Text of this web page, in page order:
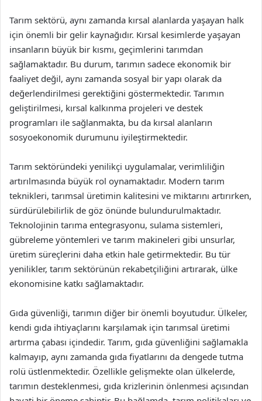
Tarım sektörü, aynı zamanda kırsal alanlarda yaşayan halk
için önemli bir gelir kaynağıdır. Kırsal kesimlerde yaşayan
insanların büyük bir kısmı, geçimlerini tarımdan
sağlamaktadır. Bu durum, tarımın sadece ekonomik bir
faaliyet değil, aynı zamanda sosyal bir yapı olarak da
değerlendirilmesi gerektiğini göstermektedir. Tarımın
geliştirilmesi, kırsal kalkınma projeleri ve destek
programları ile sağlanmakta, bu da kırsal alanların
sosyoekonomik durumunu iyileştirmektedir.
Tarım sektöründeki yenilikçi uygulamalar, verimliliğin
artırılmasında büyük rol oynamaktadır. Modern tarım
teknikleri, tarımsal üretimin kalitesini ve miktarını artırırken,
sürdürülebilirlik de göz önünde bulundurulmaktadır.
Teknolojinin tarıma entegrasyonu, sulama sistemleri,
gübreleme yöntemleri ve tarım makineleri gibi unsurlar,
üretim süreçlerini daha etkin hale getirmektedir. Bu tür
yenilikler, tarım sektörünün rekabetçiliğini artırarak, ülke
ekonomisine katkı sağlamaktadır.
Gıda güvenliği, tarımın diğer bir önemli boyutudur. Ülkeler,
kendi gıda ihtiyaçlarını karşılamak için tarımsal üretimi
artırma çabası içindedir. Tarım, gıda güvenliğini sağlamakla
kalmayıp, aynı zamanda gıda fiyatlarını da dengede tutma
rolü üstlenmektedir. Özellikle gelişmekte olan ülkelerde,
tarımın desteklenmesi, gıda krizlerinin önlenmesi açısından